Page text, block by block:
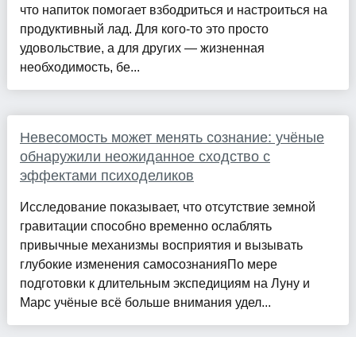
что напиток помогает взбодриться и настроиться на
продуктивный лад. Для кого-то это просто
удовольствие, а для других — жизненная
необходимость, бе...
Невесомость может менять сознание: учёные
обнаружили неожиданное сходство с
эффектами психоделиков
Исследование показывает, что отсутствие земной
гравитации способно временно ослаблять
привычные механизмы восприятия и вызывать
глубокие изменения самосознанияПо мере
подготовки к длительным экспедициям на Луну и
Марс учёные всё больше внимания удел...